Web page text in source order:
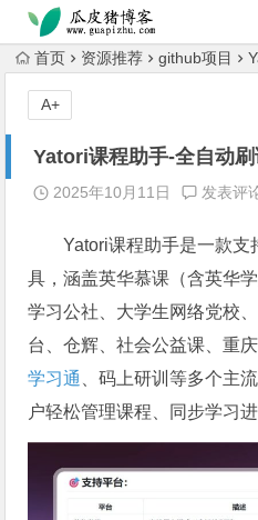
跳转到主内容
首页 资源推荐 github项目
Yatori课程助手-全自动
2025年10月11日 发表评
Yatori课程助手是一款支
具，涵盖英华慕课（含英华
学习公社、大学生网络党校
台、仓辉、社会公益课、重
学习通
、码上研训等多个主
户轻松管理课程、同步学习
A+